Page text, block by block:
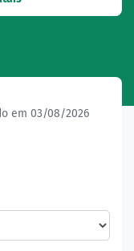
em 03/08/2026